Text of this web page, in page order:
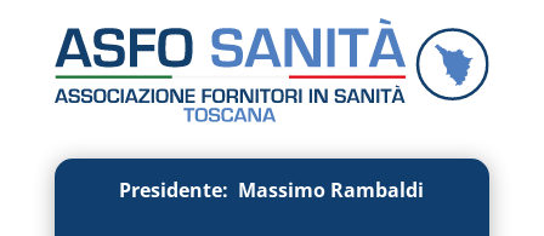
Presidente: Massimo Rambaldi